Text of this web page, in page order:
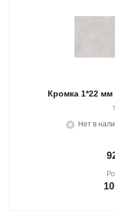
Кромка 1*22 мм
Нет в